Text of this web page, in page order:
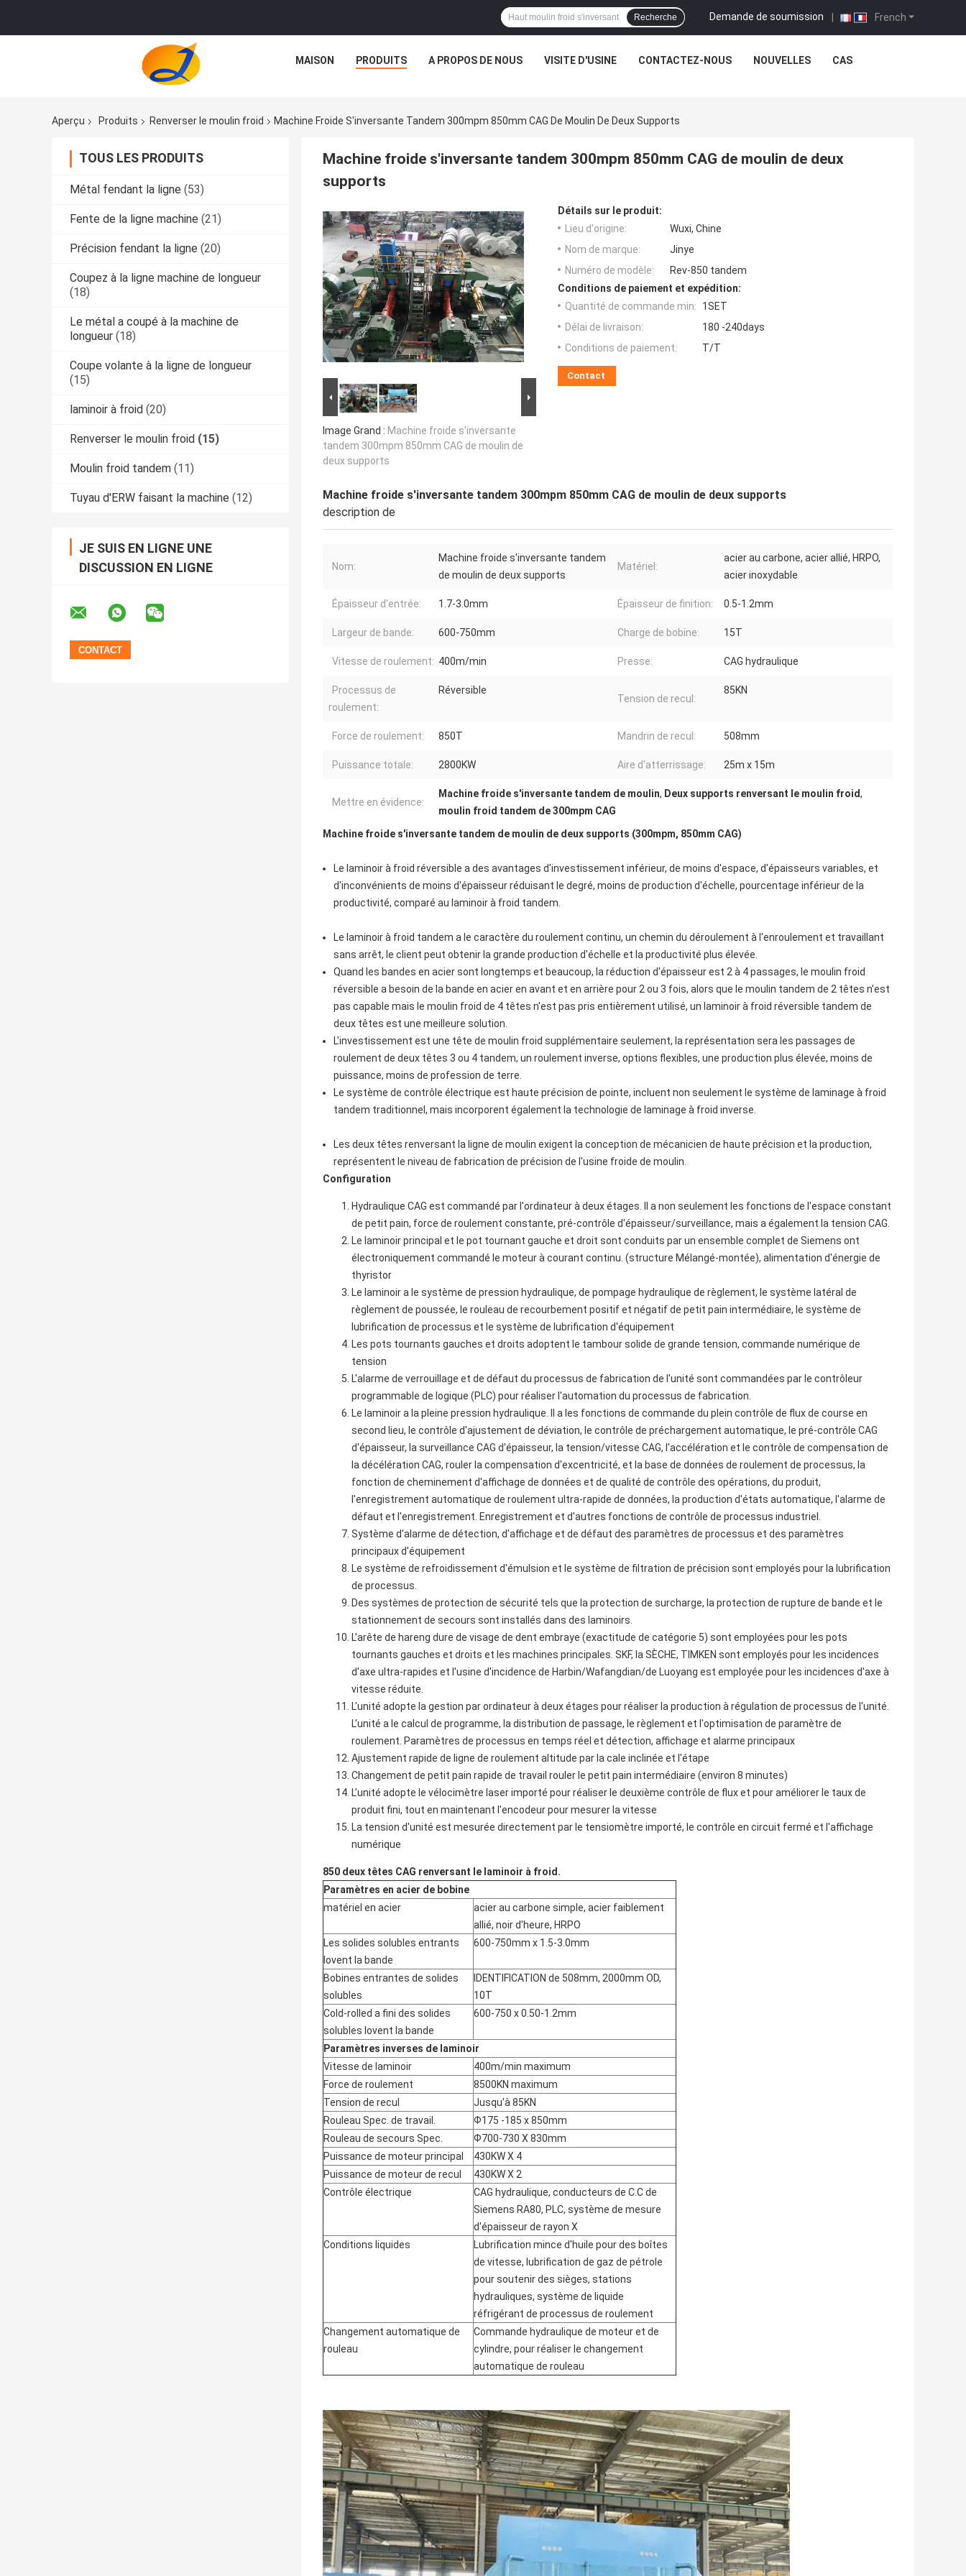
French
Demande de soumission |
Recherche
MAISON PRODUITS A PROPOS DE NOUS VISITE D'USINE CONTACTEZ-NOUS NOUVELLES CAS
Aperçu Produits Renverser le moulin froid Machine Froide S'inversante Tandem 300mpm 850mm CAG De Moulin De Deux Supports
TOUS LES PRODUITS
Métal fendant la ligne (53)
Fente de la ligne machine (21)
Précision fendant la ligne (20)
Coupez à la ligne machine de longueur
(18)
Le métal a coupé à la machine de
longueur (18)
Coupe volante à la ligne de longueur
(15)
laminoir à froid (20)
Renverser le moulin froid (15)
Moulin froid tandem (11)
Tuyau d'ERW faisant la machine (12)
JE SUIS EN LIGNE UNE
DISCUSSION EN LIGNE
Machine froide s'inversante tandem 300mpm 850mm CAG de moulin de deux
supports
Image Grand : Machine froide s'inversante
tandem 300mpm 850mm CAG de moulin de
deux supports
Détails sur le produit:
Lieu d'origine:
Wuxi, Chine
Nom de marque:
Jinye
Numéro de modèle:
Rev-850 tandem
Conditions de paiement et expédition:
Quantité de commande min:
1SET
Délai de livraison:
180 -240days
Conditions de paiement:
T/T
Contact
Machine froide s'inversante tandem 300mpm 850mm CAG de moulin de deux supports
description de
Nom:
Machine froide s'inversante tandem
de moulin de deux supports
Matériel:
acier au carbone, acier allié, HRPO,
acier inoxydable
Épaisseur d'entrée: 1.7-3.0mm Épaisseur de finition: 0.5-1.2mm
Largeur de bande: 600-750mm Charge de bobine: 15T
Vitesse de roulement: 400m/min Presse: CAG hydraulique
Processus de
roulement:
Réversible
Tension de recul:
85KN
Force de roulement: 850T Mandrin de recul: 508mm
Puissance totale: 2800KW Aire d'atterrissage: 25m x 15m
Mettre en évidence:
Machine froide s'inversante tandem de moulin, Deux supports renversant le moulin froid,
moulin froid tandem de 300mpm CAG
Machine froide s'inversante tandem de moulin de deux supports (300mpm, 850mm CAG)
Le laminoir à froid réversible a des avantages d'investissement inférieur, de moins d'espace, d'épaisseurs variables, et
d'inconvénients de moins d'épaisseur réduisant le degré, moins de production d'échelle, pourcentage inférieur de la
productivité, comparé au laminoir à froid tandem.
Le laminoir à froid tandem a le caractère du roulement continu, un chemin du déroulement à l'enroulement et travaillant
sans arrêt, le client peut obtenir la grande production d'échelle et la productivité plus élevée.
Quand les bandes en acier sont longtemps et beaucoup, la réduction d'épaisseur est 2 à 4 passages, le moulin froid
réversible a besoin de la bande en acier en avant et en arrière pour 2 ou 3 fois, alors que le moulin tandem de 2 têtes n'est
pas capable mais le moulin froid de 4 têtes n'est pas pris entièrement utilisé, un laminoir à froid réversible tandem de
deux têtes est une meilleure solution.
L'investissement est une tête de moulin froid supplémentaire seulement, la représentation sera les passages de
roulement de deux têtes 3 ou 4 tandem, un roulement inverse, options flexibles, une production plus élevée, moins de
puissance, moins de profession de terre.
Le système de contrôle électrique est haute précision de pointe, incluent non seulement le système de laminage à froid
tandem traditionnel, mais incorporent également la technologie de laminage à froid inverse.
Les deux têtes renversant la ligne de moulin exigent la conception de mécanicien de haute précision et la production,
représentent le niveau de fabrication de précision de l'usine froide de moulin.
Configuration
Hydraulique CAG est commandé par l'ordinateur à deux étages. Il a non seulement les fonctions de l'espace constant
de petit pain, force de roulement constante, pré-contrôle d'épaisseur/surveillance, mais a également la tension CAG.
Le laminoir principal et le pot tournant gauche et droit sont conduits par un ensemble complet de Siemens ont
électroniquement commandé le moteur à courant continu. (structure Mélangé-montée), alimentation d'énergie de
thyristor
Le laminoir a le système de pression hydraulique, de pompage hydraulique de règlement, le système latéral de
règlement de poussée, le rouleau de recourbement positif et négatif de petit pain intermédiaire, le système de
lubrification de processus et le système de lubrification d'équipement
Les pots tournants gauches et droits adoptent le tambour solide de grande tension, commande numérique de
tension
L'alarme de verrouillage et de défaut du processus de fabrication de l'unité sont commandées par le contrôleur
programmable de logique (PLC) pour réaliser l'automation du processus de fabrication.
Le laminoir a la pleine pression hydraulique. Il a les fonctions de commande du plein contrôle de flux de course en
second lieu, le contrôle d'ajustement de déviation, le contrôle de préchargement automatique, le pré-contrôle CAG
d'épaisseur, la surveillance CAG d'épaisseur, la tension/vitesse CAG, l'accélération et le contrôle de compensation de
la décélération CAG, rouler la compensation d'excentricité, et la base de données de roulement de processus, la
fonction de cheminement d'affichage de données et de qualité de contrôle des opérations, du produit,
l'enregistrement automatique de roulement ultra-rapide de données, la production d'états automatique, l'alarme de
défaut et l'enregistrement. Enregistrement et d'autres fonctions de contrôle de processus industriel.
Système d'alarme de détection, d'affichage et de défaut des paramètres de processus et des paramètres
principaux d'équipement
Le système de refroidissement d'émulsion et le système de filtration de précision sont employés pour la lubrification
de processus.
Des systèmes de protection de sécurité tels que la protection de surcharge, la protection de rupture de bande et le
stationnement de secours sont installés dans des laminoirs.
L'arête de hareng dure de visage de dent embraye (exactitude de catégorie 5) sont employées pour les pots
tournants gauches et droits et les machines principales. SKF, la SÈCHE, TIMKEN sont employés pour les incidences
d'axe ultra-rapides et l'usine d'incidence de Harbin/Wafangdian/de Luoyang est employée pour les incidences d'axe à
vitesse réduite.
L'unité adopte la gestion par ordinateur à deux étages pour réaliser la production à régulation de processus de l'unité.
L'unité a le calcul de programme, la distribution de passage, le règlement et l'optimisation de paramètre de
roulement. Paramètres de processus en temps réel et détection, affichage et alarme principaux
Ajustement rapide de ligne de roulement altitude par la cale inclinée et l'étape
Changement de petit pain rapide de travail rouler le petit pain intermédiaire (environ 8 minutes)
L'unité adopte le vélocimètre laser importé pour réaliser le deuxième contrôle de flux et pour améliorer le taux de
produit fini, tout en maintenant l'encodeur pour mesurer la vitesse
La tension d'unité est mesurée directement par le tensiomètre importé, le contrôle en circuit fermé et l'affichage
numérique
850 deux têtes CAG renversant le laminoir à froid.
Paramètres en acier de bobine
matériel en acier
acier au carbone simple, acier faiblement
allié, noir d'heure, HRPO
Les solides solubles entrants
lovent la bande
600-750mm x 1.5-3.0mm
Bobines entrantes de solides
solubles
IDENTIFICATION de 508mm, 2000mm OD,
10T
Cold-rolled a fini des solides
solubles lovent la bande
600-750 x 0.50-1.2mm
Paramètres inverses de laminoir
Vitesse de laminoir
400m/min maximum
Force de roulement
8500KN maximum
Tension de recul
Jusqu'à 85KN
Rouleau Spec. de travail.
Ф175 -185 x 850mm
Rouleau de secours Spec.
Ф700-730 X 830mm
Puissance de moteur principal
430KW X 4
Puissance de moteur de recul
430KW X 2
Contrôle électrique
CAG hydraulique, conducteurs de C.C de
Siemens RA80, PLC, système de mesure
d'épaisseur de rayon X
Conditions liquides
Lubrification mince d'huile pour des boîtes
de vitesse, lubrification de gaz de pétrole
pour soutenir des sièges, stations
hydrauliques, système de liquide
réfrigérant de processus de roulement
Changement automatique de
rouleau
Commande hydraulique de moteur et de
cylindre, pour réaliser le changement
automatique de rouleau